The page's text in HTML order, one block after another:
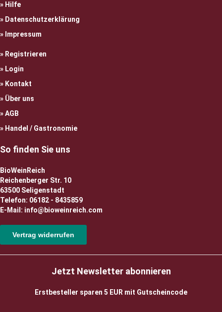
Hilfe
Datenschutzerklärung
Impressum
Registrieren
Login
Kontakt
Über uns
AGB
Handel / Gastronomie
So finden Sie uns
BioWeinReich
Reichenberger Str. 10
63500 Seligenstadt
Telefon: 06182 - 8435859
E-Mail: info@bioweinreich.com
Vertrag widerrufen
Jetzt Newsletter abonnieren
Erstbesteller sparen 5 EUR mit Gutscheincode